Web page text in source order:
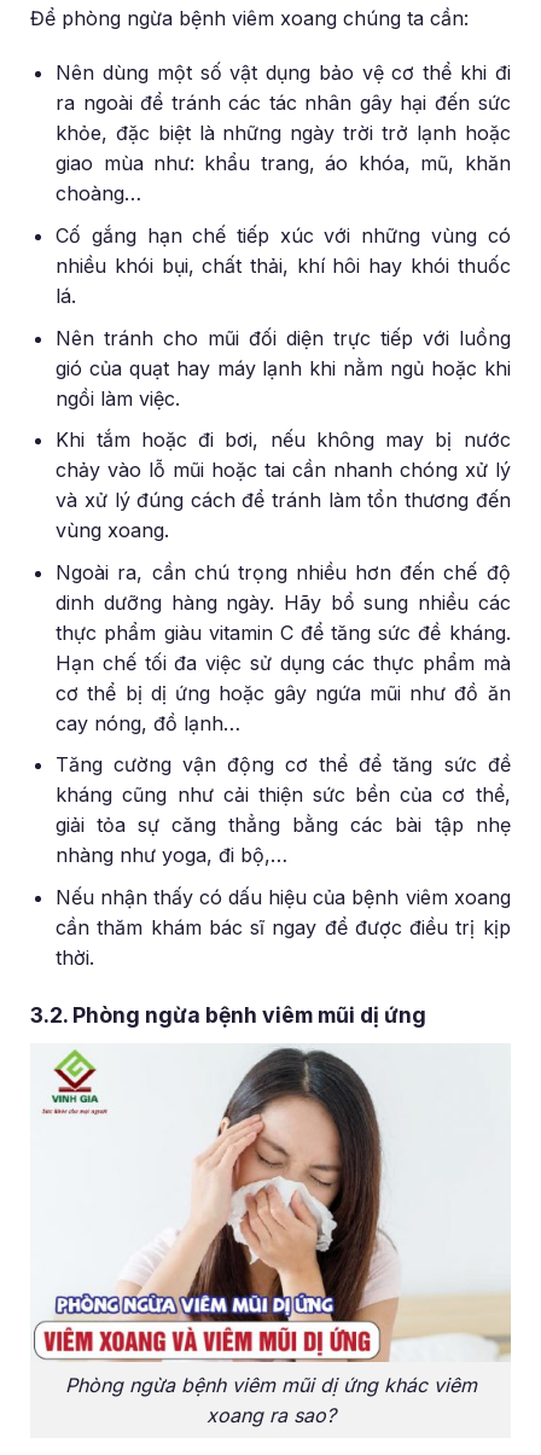
Để phòng ngừa bệnh viêm xoang chúng ta cần:
Nên dùng một số vật dụng bảo vệ cơ thể khi đi
ra ngoài để tránh các tác nhân gây hại đến sức
khỏe, đặc biệt là những ngày trời trở lạnh hoặc
giao mùa như: khẩu trang, áo khóa, mũ, khăn
choàng…
Cố gắng hạn chế tiếp xúc với những vùng có
nhiều khói bụi, chất thải, khí hôi hay khói thuốc
lá.
Nên tránh cho mũi đối diện trực tiếp với luồng
gió của quạt hay máy lạnh khi nằm ngủ hoặc khi
ngồi làm việc.
Khi tắm hoặc đi bơi, nếu không may bị nước
chảy vào lỗ mũi hoặc tai cần nhanh chóng xử lý
và xử lý đúng cách để tránh làm tổn thương đến
vùng xoang.
Ngoài ra, cần chú trọng nhiều hơn đến chế độ
dinh dưỡng hàng ngày. Hãy bổ sung nhiều các
thực phẩm giàu vitamin C để tăng sức đề kháng.
Hạn chế tối đa việc sử dụng các thực phẩm mà
cơ thể bị dị ứng hoặc gây ngứa mũi như đồ ăn
cay nóng, đồ lạnh…
Tăng cường vận động cơ thể để tăng sức đề
kháng cũng như cải thiện sức bền của cơ thể,
giải tỏa sự căng thẳng bằng các bài tập nhẹ
nhàng như yoga, đi bộ,…
Nếu nhận thấy có dấu hiệu của bệnh viêm xoang
cần thăm khám bác sĩ ngay để được điều trị kịp
thời.
3.2. Phòng ngừa bệnh viêm mũi dị ứng
Phòng ngừa bệnh viêm mũi dị ứng khác viêm
xoang ra sao?